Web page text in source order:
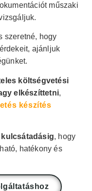
műszaki
szeretné, hogy
ajánljuk
költségvetési
elkészíttetni,
készítés
, hogy
hatékony és